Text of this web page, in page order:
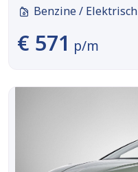
Benzine / Elektrisch
€ 571 p/m